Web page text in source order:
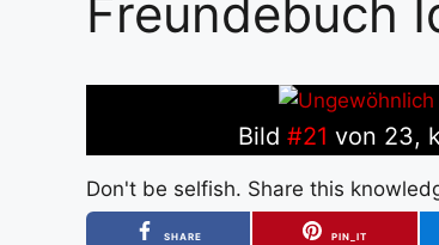
Freundebuch
Bild #21 von 23,
Don't be selfish. Share this
SHARE PIN_IT